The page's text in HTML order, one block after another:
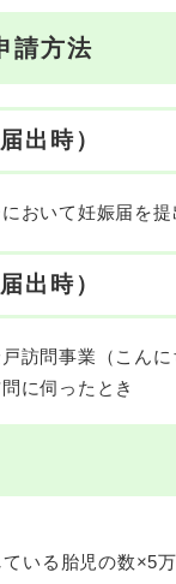
請方法
出時）
おいて妊娠届を提
出時）
訪問事業（こん
に伺ったとき
いる胎児の数×5